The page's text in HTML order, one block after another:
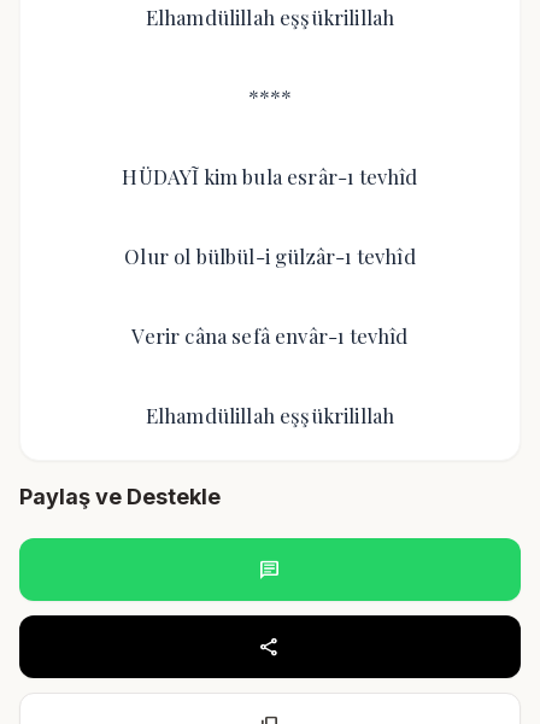
Elhamdülillah eşşükrilillah
****
HÜDAYĨ kim bula esrâr-ı tevhîd
Olur ol bülbül-i gülzâr-ı tevhîd
Verir câna sefâ envâr-ı tevhîd
Elhamdülillah eşşükrilillah
Paylaş ve Destekle
chat
share